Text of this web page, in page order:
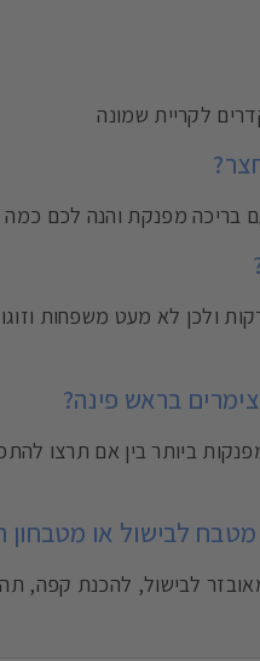
לקריית שמונה
בריכה מפנקת והנה לכם
הנסיעה מראש פינה לחרמון היא בערך 50
בראש פינה?
ביותר בין אם תרצו
לבישול או מטבחון
לבישול, להכנת קפה,